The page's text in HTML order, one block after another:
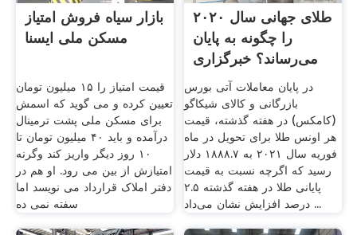
بازار سیاه فروش امتیاز
مسکن ملی ایسنا
قیمت امتیاز را ۱۵ میلیون تومان
تعیین کرده و می گوید که اسمش
برای مسکن ملی پشت ترمینال
درآمده و باید ۴۰ میلیون تومان تا
۱۰ روز دیگر واریز کند وگرنه
امتیازش از بین می رود. او هم در
دفتر املاک قرارداد می نویسد اما
سفته نمی ده
طلای جهانی سال ۲۰۲۰
را چگونه به پایان
می‌رساند؟ خبرگزاری
در پایان معاملات آتی بورس
بازرگانی و کالای شیکاگو
(کامکس) در هفته گذشته، قیمت
هر اونس طلا برای تحویل در ماه
فوریه سال ۲۰۲۱ به ۱۸۸۸.۷ دلار
رسید که اگرچه نسبت به قیمت
پایانی طلا در هفته گذشته ۲.۵
درصد افزایش نشان می‌داد ...